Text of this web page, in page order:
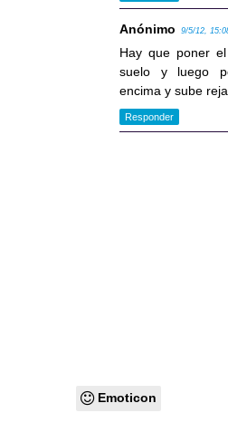
Anónimo 9/5/12,
Hay que poner
suelo y luego
encima y sube reja
Responder
Emoticon